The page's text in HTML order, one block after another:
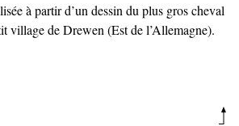
à partir d’un dessin du plus gros cheval
village de Drewen (Est de l’Allemagne).